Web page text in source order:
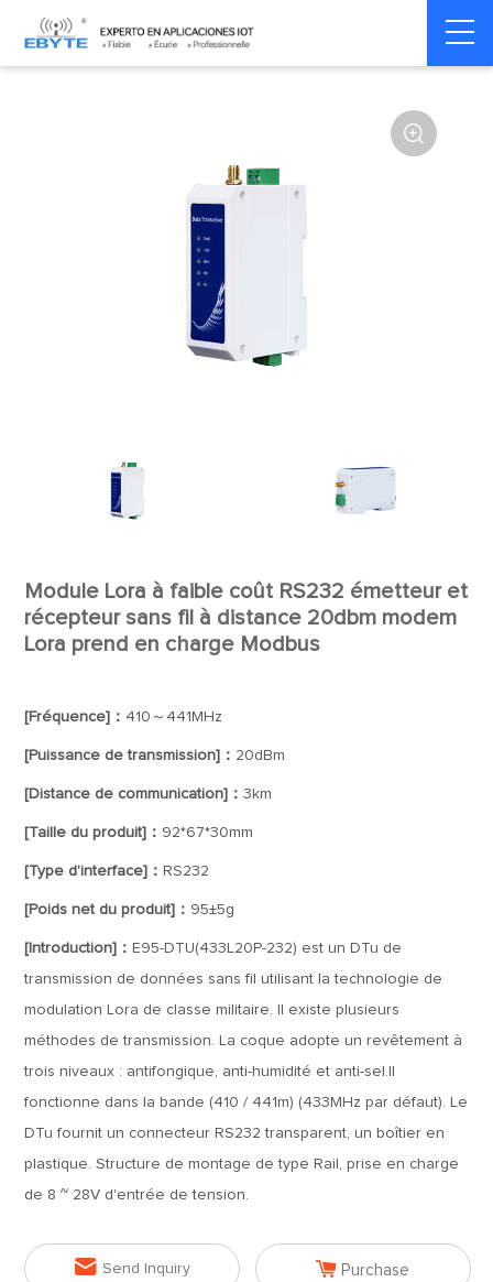
Home > Modem > Wireless modem LoRa wirelss modem

Module Lora à faible coût RS232 émetteur et
récepteur sans fil à distance 20dbm modem
Lora prend en charge Modbus
[Fréquence]： 410～441MHz
[Puissance de transmission]： 20dBm
[Distance de communication]：3km
[Taille du produit]： 92*67*30mm
[Type d'interface]： RS232
[Poids net du produit]： 95±5g
[Introduction]： E95-DTU(433L20P-232) est un DTu de
transmission de données sans fil utilisant la technologie de
modulation Lora de classe militaire. Il existe plusieurs
méthodes de transmission. La coque adopte un revêtement à
trois niveaux : antifongique, anti-humidité et anti-sel.Il
fonctionne dans la bande (410 / 441m) (433MHz par défaut). Le
DTu fournit un connecteur RS232 transparent, un boîtier en
plastique. Structure de montage de type Rail, prise en charge
de 8 ~ 28V d'entrée de tension.
 Send Inquiry  Purchase